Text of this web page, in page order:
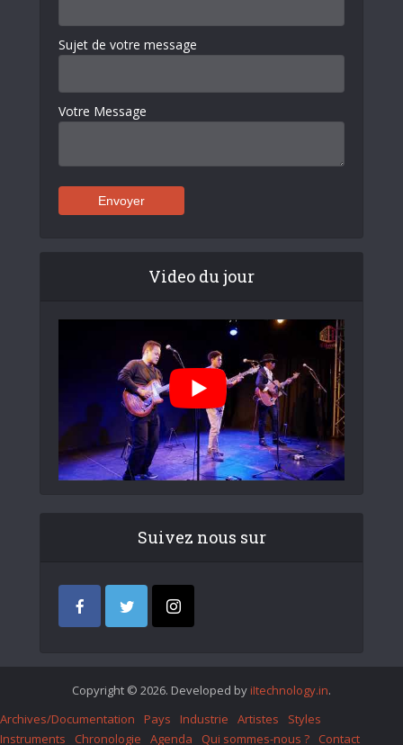
Sujet de votre message
Votre Message
Video du jour
Suivez nous sur
Copyright © 2026. Developed by iItechnology.in.
Archives/Documentation
Pays Industrie Artistes
Styles
Instruments
Chronologie Agenda Qui sommes-nous ? Contact